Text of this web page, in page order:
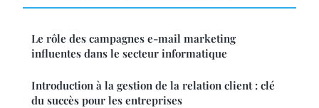
Le rôle des campagnes e-mail marketing
influentes dans le secteur informatique
Introduction à la gestion de la relation client : clé
du succès pour les entreprises